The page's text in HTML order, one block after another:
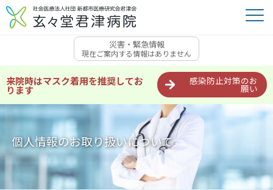
災害・緊急情報
現在ご案内する情報はありません
来院時はマスク着用を推奨してお
ります
感染防止対策のお
願い
個人情報のお取り扱いについて